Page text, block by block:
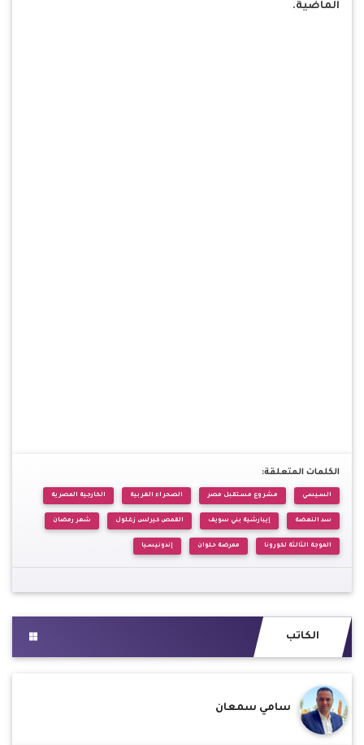
الماضية.
الكلمات المتعلقة:
السيسي مشروع مستقبل مصر الصحراء الغربية الخارجية المصرية
سد النهضة إيبارشية بني سويف القمص كيرلس زغلول شهر رمضان
الموجة الثالثة لكورونا ممرضة حلوان إندونيسيا
الكاتب
سامي سمعان